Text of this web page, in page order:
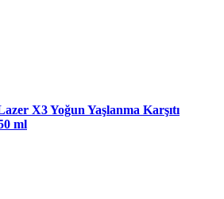
X3 Yoğun Yaşlanma Karşıtı
ml